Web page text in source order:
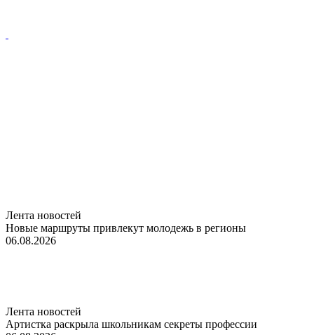
Лента новостей
Новые маршруты привлекут молодежь в регионы
06.08.2026
Лента новостей
Артистка раскрыла школьникам секреты профессии